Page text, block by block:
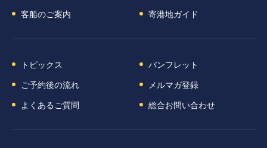
客船のご案内
寄港地ガイド
トピックス
パンフレット
ご予約後の流れ
メルマガ登録
よくあるご質問
総合お問い合わせ